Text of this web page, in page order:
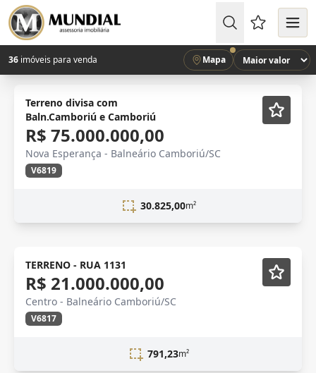
Favoritos
36 imóveis para venda Mapa
Novidade
Terreno divisa com
Baln.Camboriú e Camboriú
R$ 75.000.000,00
Nova Esperança - Balneário Camboriú/SC
V6819
30.825,00m²
Novidade
TERRENO - RUA 1131
R$ 21.000.000,00
Centro - Balneário Camboriú/SC
V6817
791,23m²